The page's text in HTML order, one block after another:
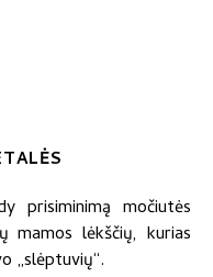
prisiminimą močiutės
mamos lėkščių, kurias
„slėptuvių“.